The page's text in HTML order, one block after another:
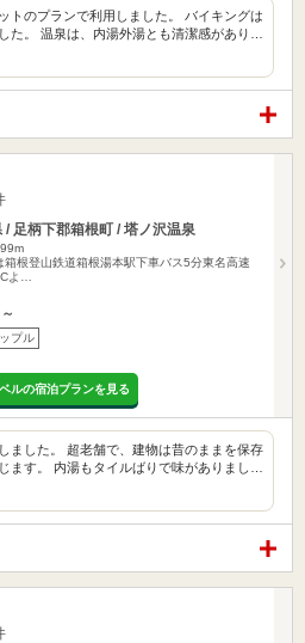
トのプランで利用しました。 バイキングは
た。 温泉は、内湯外湯とも清潔感があり…
/ 足柄下郡箱根町 / 塔ノ沢温泉
箱根登山鉄道箱根湯本駅下車バス5分東名高速
よ…
プル
ルの宿泊プランを見る
ました。 超老舗で、建物は昔のままを保存
ます。 内湯もタイルばりで味がありまし…